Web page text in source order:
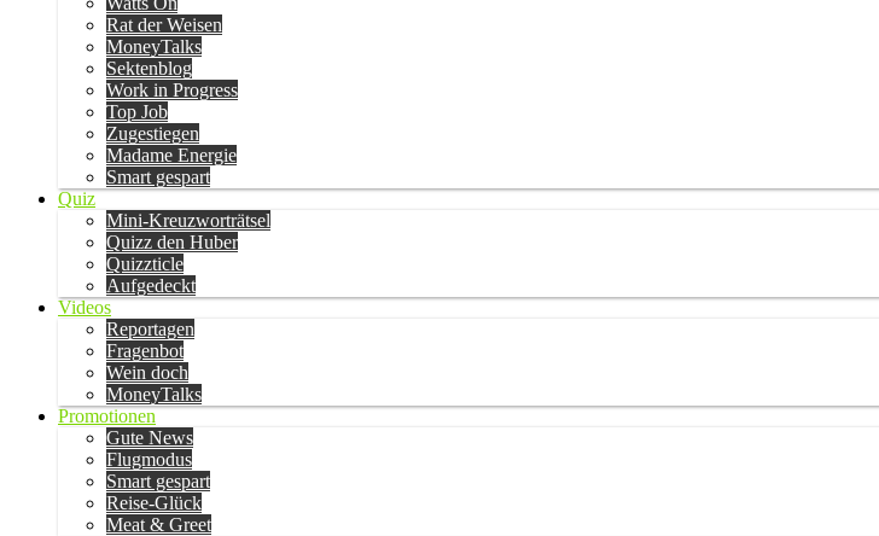
Rat der Weisen
MoneyTalks
Sektenblog
Work in Progress
Top Job
Zugestiegen
Madame Energie
Smart gespart
Quiz
Mini-Kreuzworträtsel
Quizz den Huber
Quizzticle
Aufgedeckt
Videos
Reportagen
Fragenbot
Wein doch
MoneyTalks
Promotionen
Gute News
Flugmodus
Smart gespart
Reise-Glück
Meat & Greet